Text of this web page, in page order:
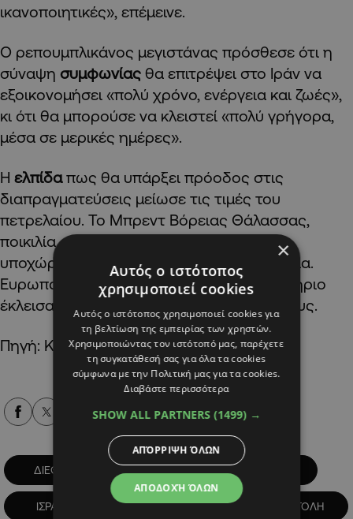
ικανοποιητικές», επέμεινε.
Ο ρεπουμπλικάνος μεγιστάνας πρόσθεσε ότι η
σύναψη συμφωνίας θα επιτρέψει στο Ιράν να
εξοικονομήσει «πολύ χρόνο, ενέργεια και ζωές»,
κι ότι θα μπορούσε να κλειστεί «πολύ γρήγορα,
μέσα σε μερικές ημέρες».
Η ελπίδαπως θα υπάρξει πρόοδος στις
διαπραγματεύσεις μείωσε τις τιμές του
πετρελαίου. Το Μπρεντ Βόρειας Θάλασσας,
ποικιλία αναφοράς στις διεθνείς αγορές,
υποχώρησε κατά 5,63%, στα 105,02 δολάρια.
Ευρωπαϊκά και το αμερικανικό χρηματιστήριο
έκλεισαν καταγράφοντας καθαρές ανόδους.
Πηγή: ΚΥΠΕ/ΑΠΕ-ΜΠΕ
Alpha Podcasts
ΔΙΕΘΝΗ
ΙΣΡΑΗΛ ΚΟΣΜΟΣ ΜΕΣΗ ΑΝΑΤΟΛΗ
×
Αυτός ο ιστότοπος
χρησιμοποιεί cookies
Αυτός ο ιστότοπος χρησιμοποιεί cookies για
τη βελτίωση της εμπειρίας των χρηστών.
Χρησιμοποιώντας τον ιστότοπό μας, παρέχετε
τη συγκατάθεσή σας για όλα τα cookies
σύμφωνα με την Πολιτική μας για τα cookies.
Διαβάστε περισσότερα
SHOW ALL PARTNERS (1499) →
ΑΠΟΔΟΧΉ ΌΛΩΝ
ΑΠΌΡΡΙΨΗ ΌΛΩΝ